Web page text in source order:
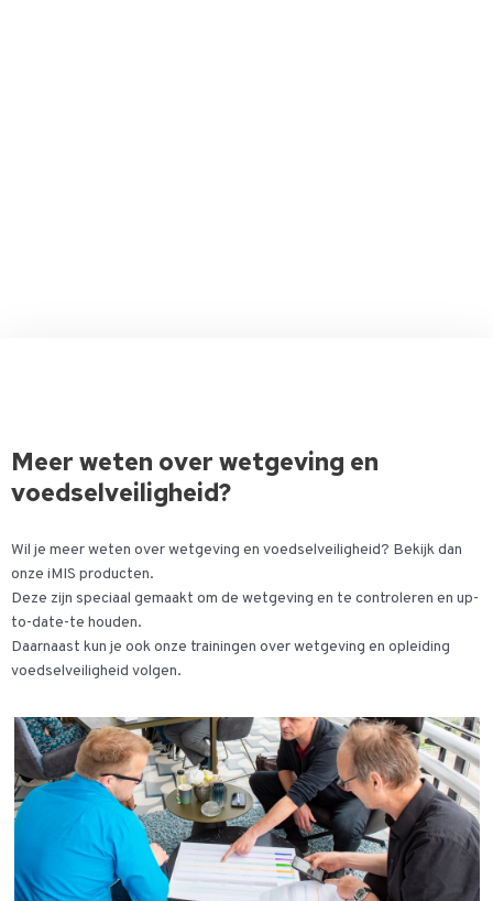
Meer weten over wetgeving en
voedselveiligheid?
Wil je meer weten over wetgeving en voedselveiligheid? Bekijk dan
onze iMIS producten.
Deze zijn speciaal gemaakt om de wetgeving en te controleren en up-
to-date-te houden.
Daarnaast kun je ook onze trainingen over wetgeving en opleiding
voedselveiligheid volgen.